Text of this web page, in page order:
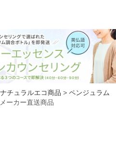
ナチュラルエコ商品
ペンジュラム
ーカー直送商品